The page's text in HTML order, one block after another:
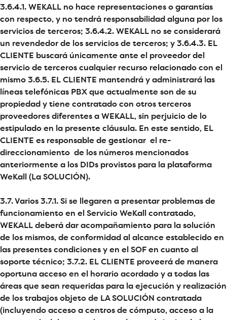
3.6.4.1. WEKALL no hace representaciones o garantías
con respecto, y no tendrá responsabilidad alguna por los
servicios de terceros; 3.6.4.2. WEKALL no se considerará
un revendedor de los servicios de terceros; y 3.6.4.3. EL
CLIENTE buscará únicamente ante el proveedor del
servicio de terceros cualquier recurso relacionado con el
mismo 3.6.5. EL CLIENTE mantendrá y administrará las
líneas telefónicas PBX que actualmente son de su
propiedad y tiene contratado con otros terceros
proveedores diferentes a WEKALL, sin perjuicio de lo
estipulado en la presente cláusula. En este sentido, EL
CLIENTE es responsable de gestionar el re-
direccionamiento de los números mencionados
anteriormente a los DIDs provistos para la plataforma
WeKall (La SOLUCIÓN).
3.7. Varios 3.7.1. Si se llegaren a presentar problemas de
funcionamiento en el Servicio WeKall contratado,
WEKALL deberá dar acompañamiento para la solución
de los mismos, de conformidad al alcance establecido en
las presentes condiciones y en el SOF en cuanto al
soporte técnico; 3.7.2. EL CLIENTE proveerá de manera
oportuna acceso en el horario acordado y a todas las
áreas que sean requeridas para la ejecución y realización
de los trabajos objeto de LA SOLUCIÓN contratada
(incluyendo acceso a centros de cómputo, acceso a la